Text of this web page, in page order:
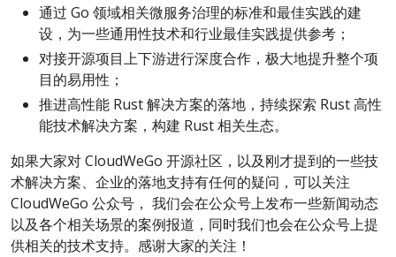
通过 Go 领域相关微服务治理的标准和最佳实践的建
设，为一些通用性技术和行业最佳实践提供参考；
对接开源项目上下游进行深度合作，极大地提升整个项
目的易用性；
推进高性能 Rust 解决方案的落地，持续探索 Rust 高性
能技术解决方案，构建 Rust 相关生态。
如果大家对 CloudWeGo 开源社区，以及刚才提到的一些技
术解决方案、企业的落地支持有任何的疑问，可以关注
CloudWeGo 公众号， 我们会在公众号上发布一些新闻动态
以及各个相关场景的案例报道，同时我们也会在公众号上提
供相关的技术支持。感谢大家的关注！